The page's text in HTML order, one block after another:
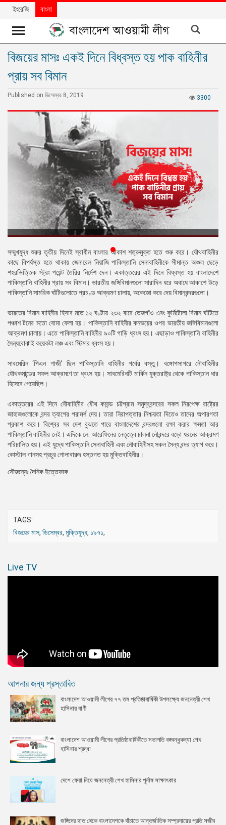
খবর
দলের
বিশেষ
প্রতিবেদন
নিউজলেটার
প্রেস
রিলিজ
প্রকাশনা
গ্যালারি
বিএনপি-
জামায়াত
সহিংসতা
নির্বাচনী
ইশতেহার
ইংরেজি বাংলা
বিজয়ের মাসঃ একই দিনে বিধ্বস্ত হয় পাক বাহিনীর
প্রায় সব বিমান
3300
Published on ডিসেম্বর 8, 2019
সম্মুখযুদ্ধ শুরুর তৃতীয় দিনেই স্বাধীন বাংলার আকাশ শত্রুমুক্ত হতে শুরু করে। যৌথবাহিনীর
কাছে বিপর্যস্ত হতে থাকায় জেনারেল নিয়াজি পাকিস্তানি সেনাবাহিনীকে সীমান্ত অঞ্চল ছেড়ে
শহরভিত্তিক স্ট্রং পয়েন্ট তৈরির নির্দেশ দেন। একাত্তরের এই দিনে বিধ্বস্ত হয় বাংলাদেশে
পাকিস্তানি বাহিনীর প্রায় সব বিমান। ভারতীয় জঙ্গিবিমানগুলো সারাদিন ধরে অবাধে আকাশে উড়ে
পাকিস্তানি সামরিক ঘাঁটিগুলোতে প্রচণ্ড আক্রমণ চালায়, অকেজো করে দেয় বিমানবন্দরগুলো।
ভারতের বিমান বাহিনীর হিসাব মতে ১২ ঘণ্টায় ২৩২ বারে তেজগাঁও এবং কুর্মিটোলা বিমান ঘাঁটিতে
পঞ্চাশ টনের মতো বোমা ফেলা হয়। পাকিস্তানি বাহিনীর কনভয়ের ওপর ভারতীয় জঙ্গিবিমানগুলো
আক্রমণ চালায়। এতে পাকিস্তানি বাহিনীর ৯০টি গাড়ি ধ্বংস হয়। এছাড়াও পাকিস্তানি বাহিনীর
সৈন্যবোঝাই কয়েকটা লঞ্চ এবং স্টিমার ধ্বংস হয়।
সাবমেরিন ‘পিএন গাজী’ ছিল পাকিস্তানি বাহিনীর গর্বের বস্তু। বঙ্গোপসাগরে নৌবাহিনীর
যৌথকমান্ডের সফল আক্রমণে তা ধ্বংস হয়। সাবমেরিনটি মার্কিন যুক্তরাষ্ট্র থেকে পাকিস্তান ধার
হিসেবে পেয়েছিল।
একাত্তরের এই দিনে নৌবাহিনীর যৌথ কমান্ড চট্টগ্রাম সমুদ্রবন্দরের সকল নিরপেক্ষ রাষ্ট্রের
জাহাজগুলোকে বন্দর ত্যাগের পরামর্শ দেয়। তারা নিরাপত্তার নিশ্চয়তা দিতেও তাদের অপারগতা
প্রকাশ করে। বিশ্বের সব দেশ বুঝতে পারে বাংলাদেশের বন্দরগুলো রক্ষা করার ক্ষমতা আর
পাকিস্তানি বাহিনীর নেই। এদিকে লে. আরেফিনের নেতৃত্বে চালনা নৌবন্দরে বড়ো ধরনের আক্রমণ
পরিচালিত হয়। এই যুদ্ধে পাকিস্তানি সেনাবাহিনী এবং নৌবাহিনীসহ সকল সৈন্য বন্দর ত্যাগ করে।
কোস্টাল গানসহ প্রচুর গোলাবারুদ হস্তগত হয় মুক্তিবাহিনীর।
সৌজন্যেঃ দৈনিক ইত্তেফাক
TAGS:
বিজয়ের মাস, ডিসেম্বর, মুক্তিযুদ্ধ, ১৯৭১,
Live TV
আপনার জন্য প্রস্তাবিত
বাংলাদেশ আওয়ামী লীগের ৭৭ তম প্রতিষ্ঠাবার্ষিকী উপলক্ষ্যে জননেত্রী শেখ
হাসিনার বাণী
বাংলাদেশ আওয়ামী লীগের প্রতিষ্ঠাবার্ষিকীতে সভাপতি বঙ্গবন্ধুকন্যা শেখ
হাসিনার শ্রদ্ধা
দেশে ফেরা নিয়ে জননেত্রী শেখ হাসিনার পূর্নাঙ্গ সাক্ষাৎকার
জঙ্গিদের হাত থেকে বাংলাদেশকে বাঁচাতে আন্তর্জাতিক সম্প্রদায়ের প্রতি সজীব